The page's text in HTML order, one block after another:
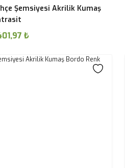
Şemsiyesi Akrilik Kumaş
₺